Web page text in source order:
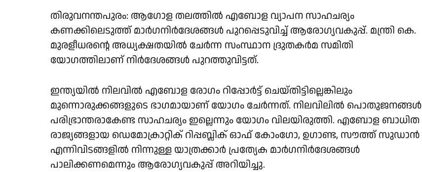
തിരുവനന്തപുരം: ആഗോള തലത്തിൽ എബോള വ്യാപന സാഹചര്യം
കണക്കിലെടുത്ത് മാർഗനിർദേശങ്ങൾ പുറപ്പെടുവിച്ച് ആരോഗ്യവകുപ്പ്. മന്ത്രി കെ.
മുരളീധരൻ്റെ അധ്യക്ഷതയിൽ ചേര്‍ന്ന സംസ്ഥാന ദ്രുതകർമ സമിതി
യോഗത്തിലാണ് നിർദേശങ്ങൾ പുറത്തുവിട്ടത്.
ഇന്ത്യയില്‍ നിലവില്‍ എബോള രോഗം റിപ്പോര്‍ട്ട്‌ ചെയ്തിട്ടില്ലെങ്കിലും
മുന്നൊരുക്കങ്ങളുടെ ഭാഗമായാണ് യോഗം ചേര്‍ന്നത്. നിലവിലിൽ പൊതുജനങ്ങള്‍
പരിഭ്രാന്തരാകേണ്ട സാഹചര്യം ഇല്ലെന്നും യോഗം വിലയിരുത്തി. എബോള ബാധിത
രാജ്യങ്ങളായ ഡെമോക്രാറ്റിക് റിപ്പബ്ലിക് ഓഫ് കോംഗോ, ഉഗാണ്ട, സൗത്ത് സുഡാന്‍
എന്നിവിടങ്ങളില്‍ നിന്നുള്ള യാത്രക്കാര്‍ പ്രത്യേക മാര്‍ഗനിർദേശങ്ങൾ
പാലിക്കണമെന്നും ആരോഗ്യവകുപ്പ് അറിയിച്ചു.